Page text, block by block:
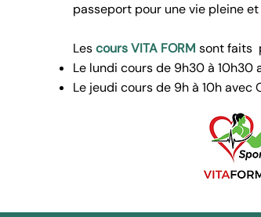
passeport pour une vie pleine
Lescours VITA FORM sont
Le lundi cours de 9h30 à 10h30
Le jeudi cours de 9h à 10h avec